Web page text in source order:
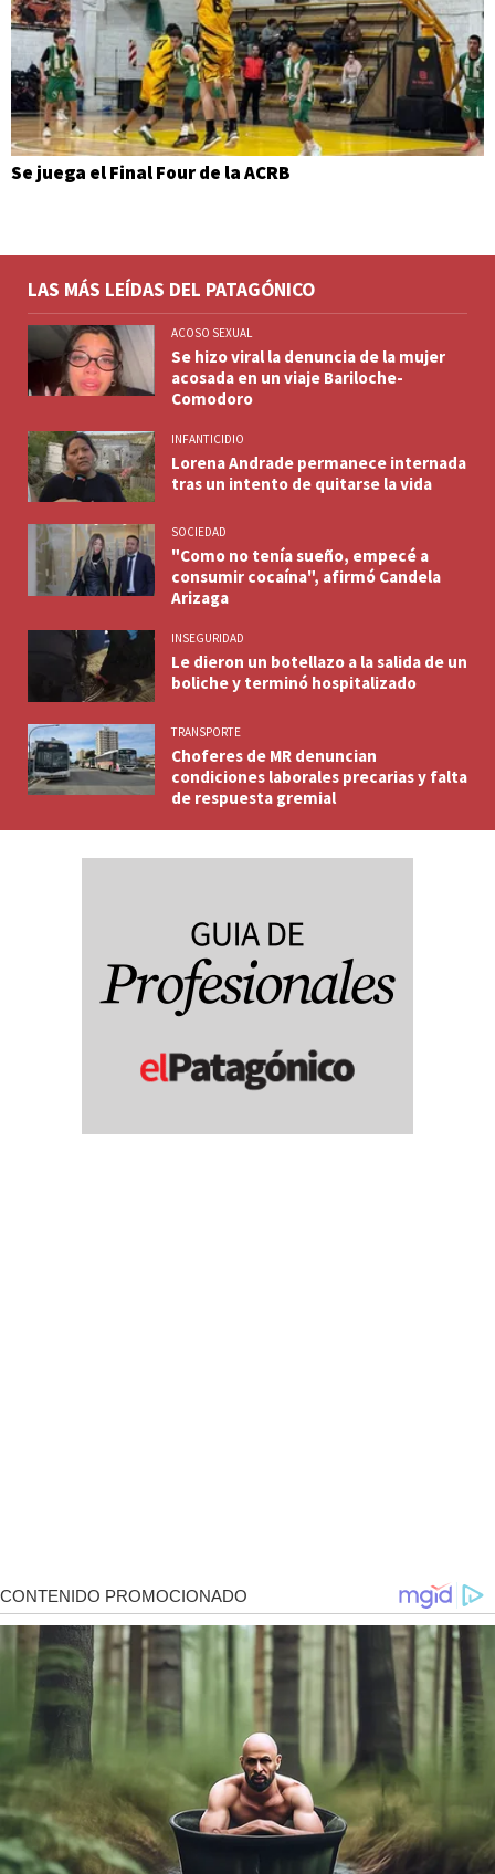
Se juega el Final Four de la ACRB
LAS MÁS LEÍDAS DEL PATAGÓNICO
ACOSO SEXUAL
Se hizo viral la denuncia de la mujer
acosada en un viaje Bariloche-
Comodoro
INFANTICIDIO
Lorena Andrade permanece internada
tras un intento de quitarse la vida
SOCIEDAD
"Como no tenía sueño, empecé a
consumir cocaína", afirmó Candela
Arizaga
INSEGURIDAD
Le dieron un botellazo a la salida de un
boliche y terminó hospitalizado
TRANSPORTE
Choferes de MR denuncian
condiciones laborales precarias y falta
de respuesta gremial